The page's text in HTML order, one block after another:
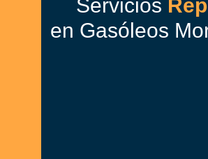
Servicios
en Gasóleos